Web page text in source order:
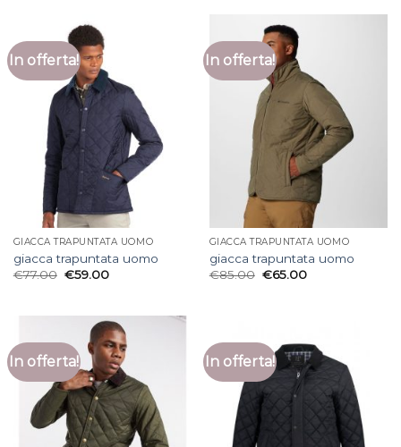
In offerta!
GIACCA TRAPUNTATA UOMO
giacca trapuntata uomo
€77.00 €59.00
In offerta!
GIACCA TRAPUNTATA UOMO
giacca trapuntata uomo
€85.00 €65.00
In offerta! In offerta!